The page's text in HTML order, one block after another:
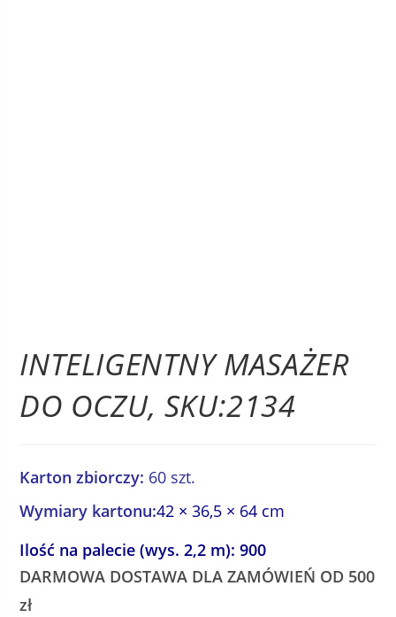
INTELIGENTNY MASAŻER
DO OCZU, SKU:2134
Karton zbiorczy: 60 szt.
Wymiary kartonu:42 × 36,5 × 64 cm
Ilość na palecie (wys. 2,2 m): 900
DARMOWA DOSTAWA DLA ZAMÓWIEŃ OD 500
zł